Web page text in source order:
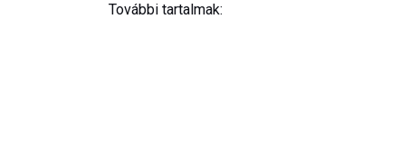
További tartalmak: